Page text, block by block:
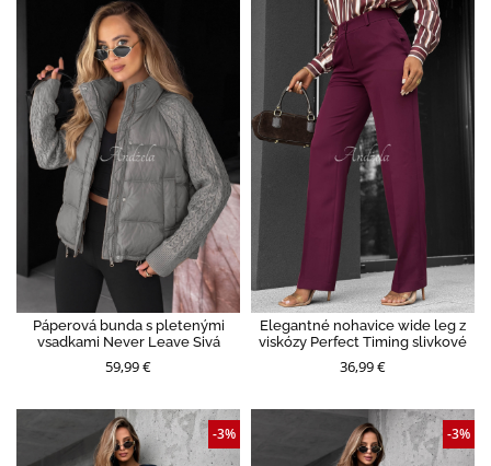
Páperová bunda s pletenými
vsadkami Never Leave Sivá
59,99 €
Elegantné nohavice wide leg z
viskózy Perfect Timing slivkové
36,99 €
-3% -3%